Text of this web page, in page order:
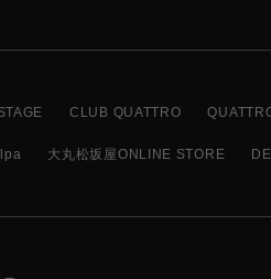
CLUB QUATTRO
大丸松坂屋ONLINE STORE